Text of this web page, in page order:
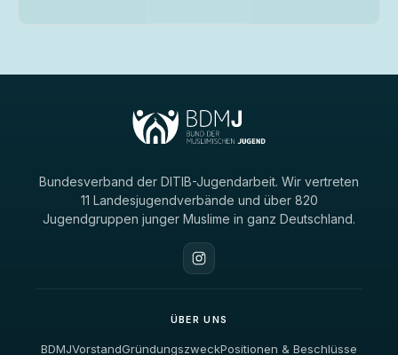
Bundesverband der DITIB-Jugendarbeit. Wir vertreten
11 Landesjugendverbände und über 820
Jugendgruppen junger Muslime in ganz Deutschland.
ÜBER UNS
BDMJVorstandGründungszweckPositionen & Beschlüsse